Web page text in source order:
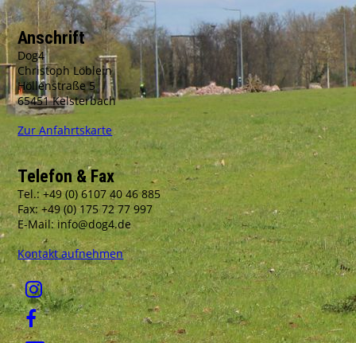
Anschrift
Dog4
Christoph Löblein
Höllenstraße 5
65451 Kelsterbach
Zur Anfahrtskarte
Telefon & Fax
Tel.: +49 (0) 6107 40 46 885
Fax: +49 (0) 175 72 77 997
E-Mail: info@dog4.de
Kontakt aufnehmen